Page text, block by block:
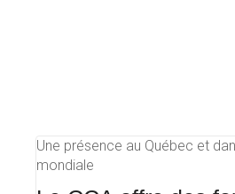
Une présence au Québec et
mondiale